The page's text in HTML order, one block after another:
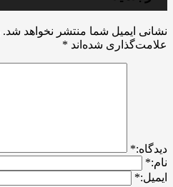
نشانی ایمیل شما منتشر نخواهد شد.
علامت‌گذاری شده‌اند *
ديدگاه:*
نام:*
ایمیل:*